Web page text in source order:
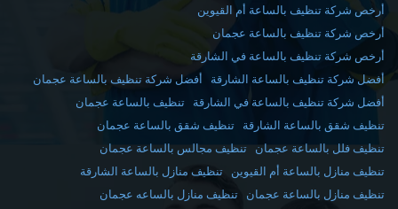
أرخص شركة تنظيف بالساعة أم القيوين
أرخص شركة تنظيف بالساعة عجمان
أرخص شركة تنظيف بالساعة في الشارقة
أفضل شركة تنظيف بالساعة الشارقة
أفضل شركة تنظيف بالساعة عجمان
أفضل شركة تنظيف بالساعة في الشارقة
تنظيف بالساعة عجمان
تنظيف شقق بالساعة الشارقة
تنظيف شقق بالساعة عجمان
تنظيف فلل بالساعة عجمان
تنظيف مجالس بالساعة عجمان
تنظيف منازل بالساعة أم القيوين
تنظيف منازل بالساعة الشارقة
تنظيف منازل بالساعة عجمان
تنظيف منازل بالساعه عجمان